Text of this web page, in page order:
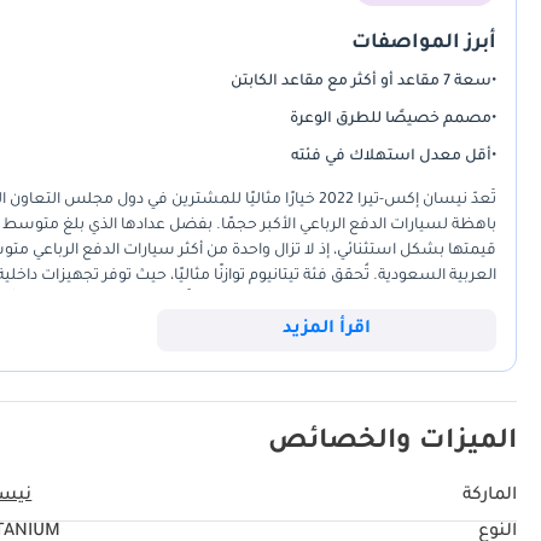
والمال. كيفيه اتمام هذه الخدمة اختر سياراتك من صفحتنا علي الأنترنت.
بزيارة معرضنا وقم ببيع سيارتك
من بطاقة الهوية الإماراتية (**للعاملين لحسابهم الخاص:**) • رخصة
أبرز المواصفات
•سعة 7 مقاعد أو أكثر مع مقاعد الكابتن
•مصمم خصيصًا للطرق الوعرة
•أقل معدل استهلاك في فئته
تُعدّ نيسان إكس-تيرا 2022 خيارًا مثاليًا للمشترين في
باهظة لسيارات الدفع الرباعي الأكبر حجمًا. بفضل عدادها الذي بلغ
قيمتها بشكل استثنائي، إذ لا تزال واحدة من أكثر سيارات الدفع الرباعي
العربية السعودية. تُحقق فئة تيتانيوم توازنًا مثاليًا، حيث توفر تجهيزات
الشديدة. ويُسهّل امتلاكها شبكة دعم واسعة النطاق متاحة لهذا الطراز
اقرأ المزيد
الميزات والخصائص
الماركة
النوع